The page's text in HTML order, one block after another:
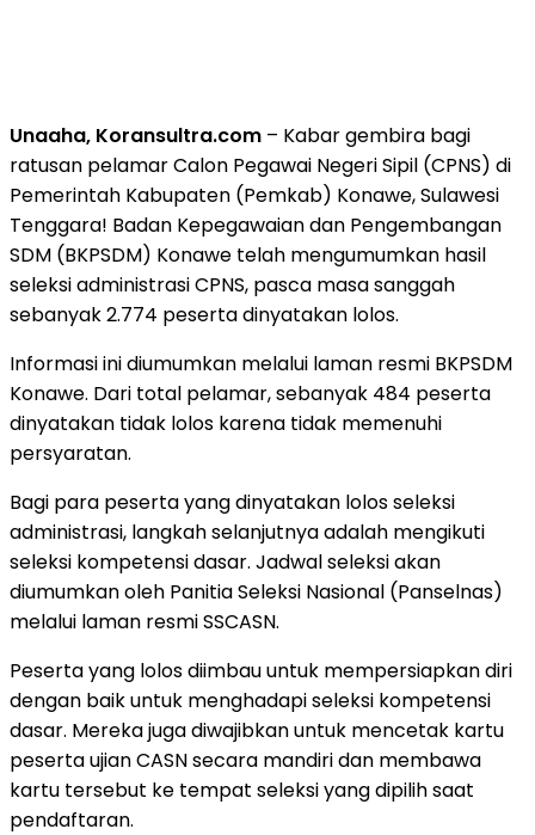
Unaaha, Koransultra.com – Kabar gembira bagi
ratusan pelamar Calon Pegawai Negeri Sipil (CPNS) di
Pemerintah Kabupaten (Pemkab) Konawe, Sulawesi
Tenggara! Badan Kepegawaian dan Pengembangan
SDM (BKPSDM) Konawe telah mengumumkan hasil
seleksi administrasi CPNS, pasca masa sanggah
sebanyak 2.774 peserta dinyatakan lolos.
Informasi ini diumumkan melalui laman resmi BKPSDM
Konawe. Dari total pelamar, sebanyak 484 peserta
dinyatakan tidak lolos karena tidak memenuhi
persyaratan.
Bagi para peserta yang dinyatakan lolos seleksi
administrasi, langkah selanjutnya adalah mengikuti
seleksi kompetensi dasar. Jadwal seleksi akan
diumumkan oleh Panitia Seleksi Nasional (Panselnas)
melalui laman resmi SSCASN.
Peserta yang lolos diimbau untuk mempersiapkan diri
dengan baik untuk menghadapi seleksi kompetensi
dasar. Mereka juga diwajibkan untuk mencetak kartu
peserta ujian CASN secara mandiri dan membawa
kartu tersebut ke tempat seleksi yang dipilih saat
pendaftaran.